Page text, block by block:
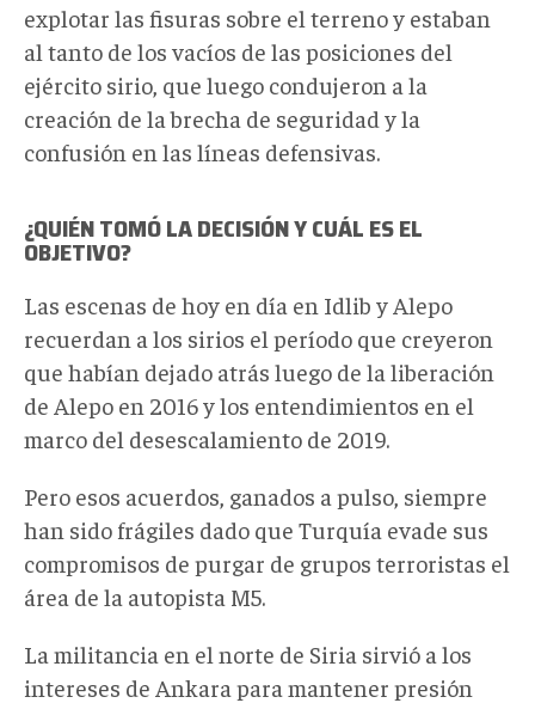
explotar las fisuras sobre el terreno y estaban
al tanto de los vacíos de las posiciones del
ejército sirio, que luego condujeron a la
creación de la brecha de seguridad y la
confusión en las líneas defensivas.
¿QUIÉN TOMÓ LA DECISIÓN Y CUÁL ES EL
OBJETIVO?
Las escenas de hoy en día en Idlib y Alepo
recuerdan a los sirios el período que creyeron
que habían dejado atrás luego de la liberación
de Alepo en 2016 y los entendimientos en el
marco del desescalamiento de 2019.
Pero esos acuerdos, ganados a pulso, siempre
han sido frágiles dado que Turquía evade sus
compromisos de purgar de grupos terroristas el
área de la autopista M5.
La militancia en el norte de Siria sirvió a los
intereses de Ankara para mantener presión